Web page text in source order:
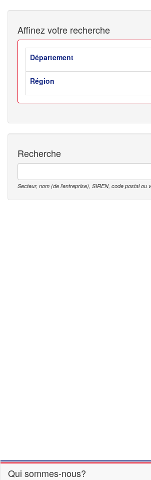
Affinez votre recherche
Département
Région
Recherche
Secteur, nom (de l'entreprise), SIREN, code postal ou
Qui sommes-nous?